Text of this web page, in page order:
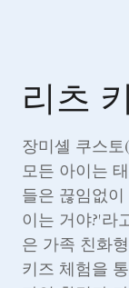
리츠
장미셸 쿠스토
모든 아이는
들은 끊임없이
이는 거야?'라
은 가족 친화
키즈 체험을